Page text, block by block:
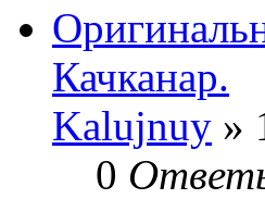
Качканар.
Kalujnuy »
0